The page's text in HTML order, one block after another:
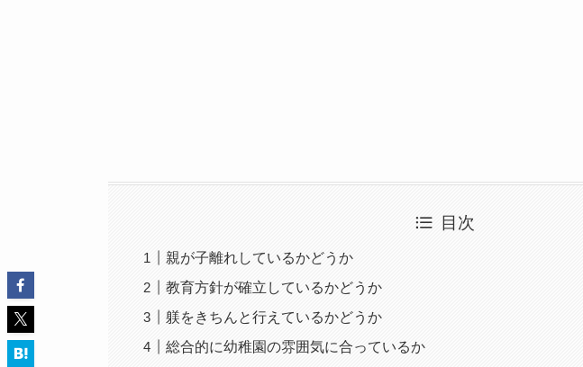
目次
親が子離れしているかどうか
教育方針が確立しているかどうか
躾をきちんと行えているかどうか
総合的に幼稚園の雰囲気に合っているか